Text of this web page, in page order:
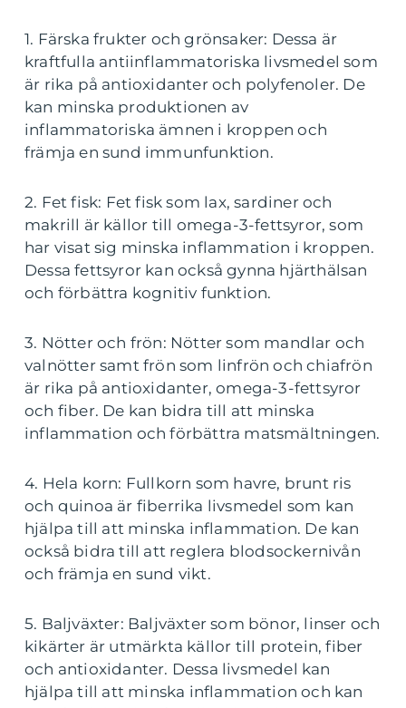
1. Färska frukter och grönsaker: Dessa är
kraftfulla antiinflammatoriska livsmedel som
är rika på antioxidanter och polyfenoler. De
kan minska produktionen av
inflammatoriska ämnen i kroppen och
främja en sund immunfunktion.
2. Fet fisk: Fet fisk som lax, sardiner och
makrill är källor till omega-3-fettsyror, som
har visat sig minska inflammation i kroppen.
Dessa fettsyror kan också gynna hjärthälsan
och förbättra kognitiv funktion.
3. Nötter och frön: Nötter som mandlar och
valnötter samt frön som linfrön och chiafrön
är rika på antioxidanter, omega-3-fettsyror
och fiber. De kan bidra till att minska
inflammation och förbättra matsmältningen.
4. Hela korn: Fullkorn som havre, brunt ris
och quinoa är fiberrika livsmedel som kan
hjälpa till att minska inflammation. De kan
också bidra till att reglera blodsockernivån
och främja en sund vikt.
5. Baljväxter: Baljväxter som bönor, linser och
kikärter är utmärkta källor till protein, fiber
och antioxidanter. Dessa livsmedel kan
hjälpa till att minska inflammation och kan